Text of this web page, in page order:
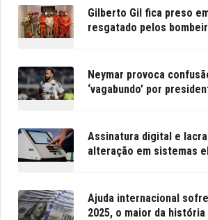
Gilberto Gil fica preso
resgatado pelos
Neymar provoca
‘vagabundo’ por
Assinatura digital e
alteração em sistemas
Ajuda internacional
2025, o maior da história